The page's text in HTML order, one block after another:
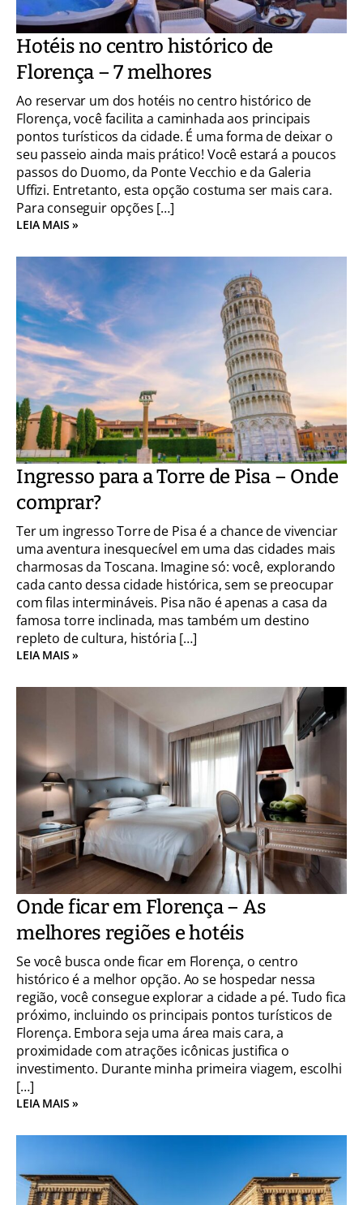
Hotéis no centro histórico de
Florença – 7 melhores
Ao reservar um dos hotéis no centro histórico de
Florença, você facilita a caminhada aos principais
pontos turísticos da cidade. É uma forma de deixar o
seu passeio ainda mais prático! Você estará a poucos
passos do Duomo, da Ponte Vecchio e da Galeria
Uffizi. Entretanto, esta opção costuma ser mais cara.
Para conseguir opções […]
LEIA MAIS »
Ingresso para a Torre de Pisa – Onde
comprar?
Ter um ingresso Torre de Pisa é a chance de vivenciar
uma aventura inesquecível em uma das cidades mais
charmosas da Toscana. Imagine só: você, explorando
cada canto dessa cidade histórica, sem se preocupar
com filas intermináveis. Pisa não é apenas a casa da
famosa torre inclinada, mas também um destino
repleto de cultura, história […]
LEIA MAIS »
Onde ficar em Florença – As
melhores regiões e hotéis
Se você busca onde ficar em Florença, o centro
histórico é a melhor opção. Ao se hospedar nessa
região, você consegue explorar a cidade a pé. Tudo fica
próximo, incluindo os principais pontos turísticos de
Florença. Embora seja uma área mais cara, a
proximidade com atrações icônicas justifica o
investimento. Durante minha primeira viagem, escolhi
[…]
LEIA MAIS »